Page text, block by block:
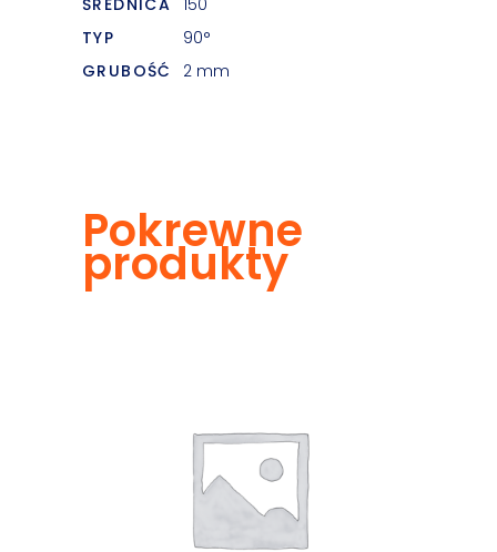
ŚREDNICA 150
TYP
90°
GRUBOŚĆ
2 mm
Pokrewne
produkty